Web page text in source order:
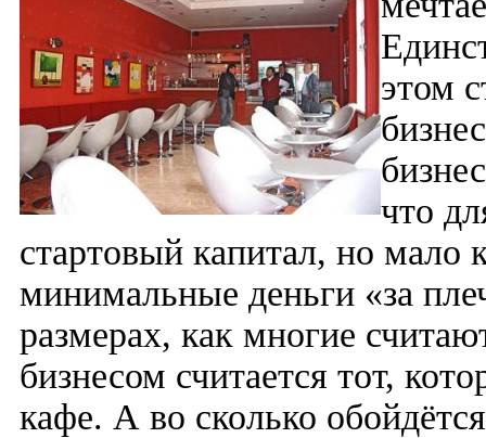
этом
что
стартовый капитал, но мало
минимальные деньги «за
размерах, как многие
бизнесом считается тот,
кафе. А во сколько